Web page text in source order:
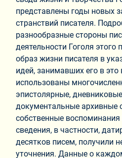
представлены годы новых
странствий писателя.
разнообразные стороны
деятельности Гоголя этого
образ жизни писателя в
идей, занимавших его в это
использованы
эпистолярные,
документальные архивные
собственные
сведения, в частности,
десятков писем, получили
уточнения. Данные о